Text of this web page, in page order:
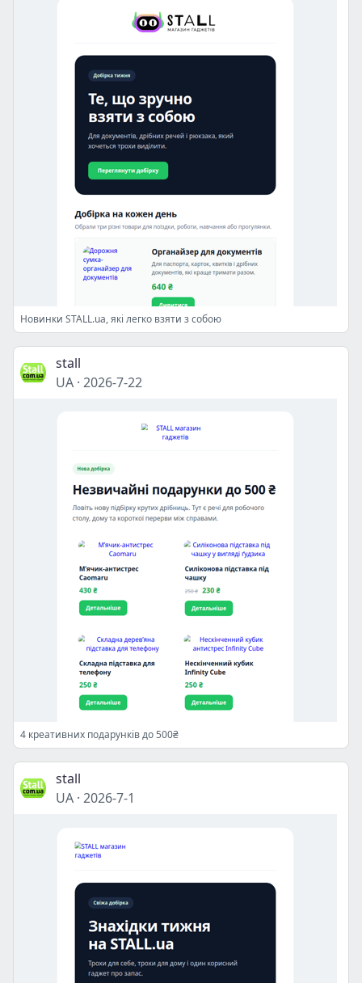
Новинки STALL.ua, які легко взяти з собою
stall
UA · 2026-7-22
4 креативних подарунків до 500₴
stall
UA · 2026-7-1